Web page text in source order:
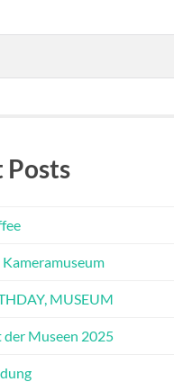
Posts
Kameramuseum
MUSEUM
der Museen 2025